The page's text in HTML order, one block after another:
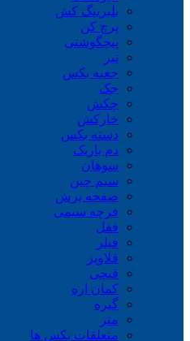
بلبرینگ کش
پرچ کن
پیچگوشتی
تبر
جعبه بکس
جک
چکش
خارکش
دسته بکس
دم باریک
سوهان
سیم چین
صفحه برش
فرچه سیمی
ففل
فیلر
قلاویز
قیچی
کمان اره
گیره
متر
متعلقات بکس ها